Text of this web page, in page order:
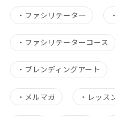
・ ファシリテータ― ・
・ ファシリテーターコース
・ ブレンディングアート
・ メルマガ ・ レッス